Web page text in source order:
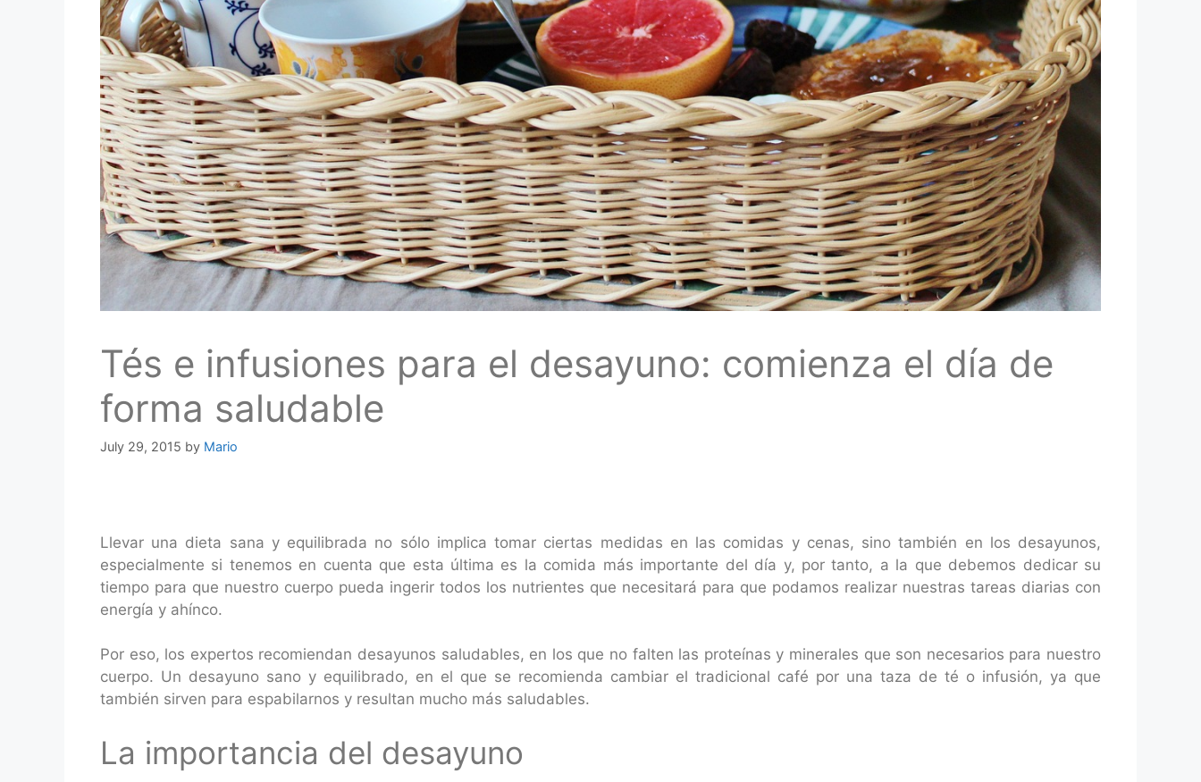
Tés e infusiones para el desayuno: comienza el día de
forma saludable
July 29, 2015 by Mario
Llevar una dieta sana y equilibrada no sólo implica tomar ciertas medidas en las comidas y cenas, sino también en los desayunos,
especialmente si tenemos en cuenta que esta última es la comida más importante del día y, por tanto, a la que debemos dedicar su
tiempo para que nuestro cuerpo pueda ingerir todos los nutrientes que necesitará para que podamos realizar nuestras tareas diarias con
energía y ahínco.
Por eso, los expertos recomiendan desayunos saludables, en los que no falten las proteínas y minerales que son necesarios para nuestro
cuerpo. Un desayuno sano y equilibrado, en el que se recomienda cambiar el tradicional café por una taza de té o infusión, ya que
también sirven para espabilarnos y resultan mucho más saludables.
La importancia del desayuno